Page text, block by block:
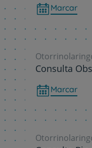
Marcar
Consulta
Marcar